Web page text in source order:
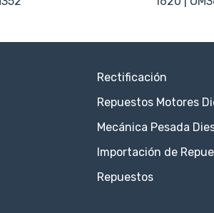
Rectificación
Repuestos Motores
Mecánica Pesada
Importación de
Repuestos